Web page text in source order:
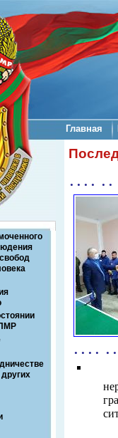
Главная
. . . . . .
. . . . . .